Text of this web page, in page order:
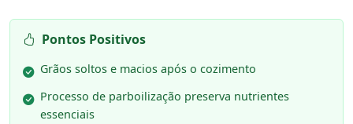
Pontos Positivos
Grãos soltos e macios após o cozimento
Processo de parboilização preserva nutrientes
essenciais